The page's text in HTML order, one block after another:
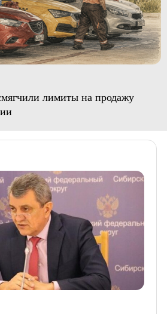
лимиты на продажу